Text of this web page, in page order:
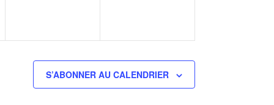
S’ABONNER AU CALENDRIER